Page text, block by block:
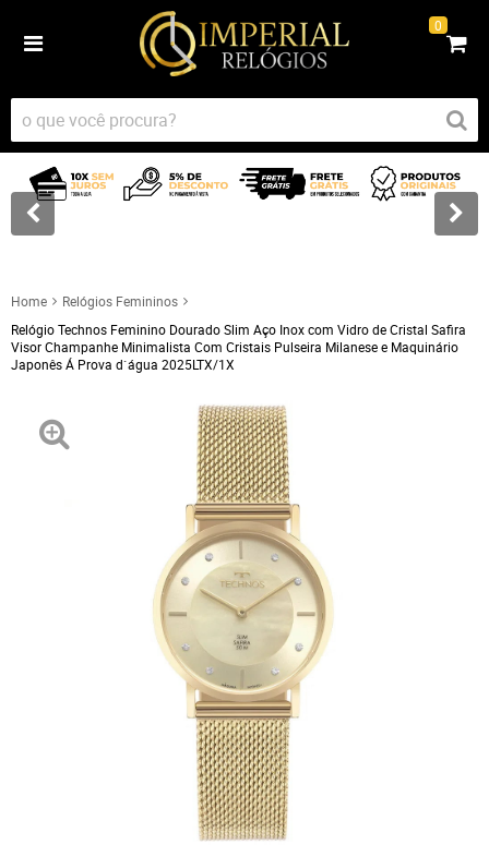
0
Home
Relógios Femininos
Relógio Technos Feminino Dourado Slim Aço Inox com Vidro de Cristal Safira
Visor Champanhe Minimalista Com Cristais Pulseira Milanese e Maquinário
Japonês Á Prova d`água 2025LTX/1X